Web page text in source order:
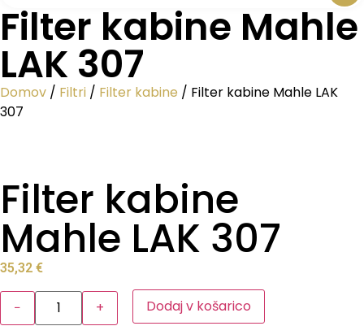
Filter kabine Mahle
LAK 307
Domov / Filtri / Filter kabine / Filter kabine Mahle LAK
307
Filter kabine
Mahle LAK 307
35,32 €
− + Dodaj v košarico